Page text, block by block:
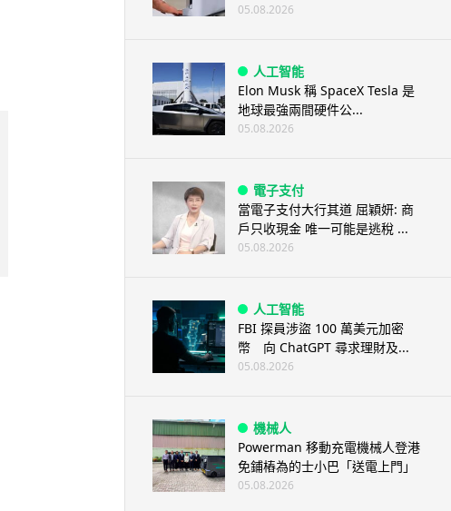
05.08.2026
人工智能
Elon Musk 稱 SpaceX Tesla 是
地球最強兩間硬件公...
05.08.2026
電子支付
當電子支付大行其道 屈穎妍: 商
戶只收現金 唯一可能是逃稅 ...
05.08.2026
人工智能
FBI 探員涉盜 100 萬美元加密
幣 向 ChatGPT 尋求理財及...
05.08.2026
機械人
Powerman 移動充電機械人登港
免鋪樁為的士小巴「送電上門」
05.08.2026